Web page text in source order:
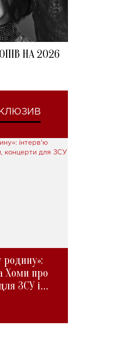
НА 2026
Хоми про
ЗСУ і